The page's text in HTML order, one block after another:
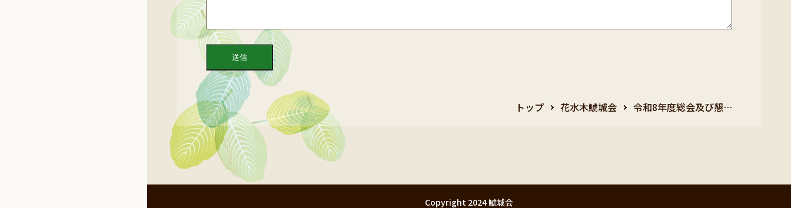
トップ 花水木鯱城会 令和8年度総会及び懇…
Copyright 2024 鯱城会